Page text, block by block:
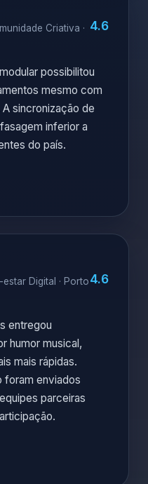
Criativa · 4.6
possibilitou
mesmo com
sincronização de
inferior a
do país.
Digital · Porto4.6
entregou
humor musical,
mais rápidas.
foram enviados
parceiras